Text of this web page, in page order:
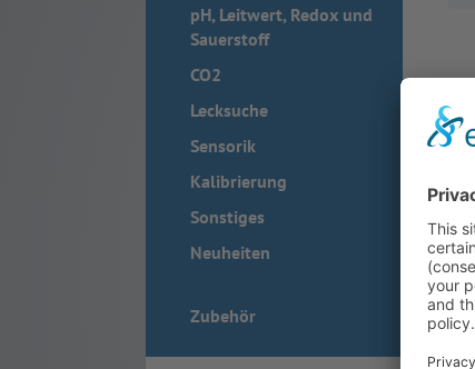
pH, Leitwert, Redox und
Sauerstoff
CO2
Lecksuche
Sensorik
Kalibrierung
Sonstiges
Neuheiten
Zubehör